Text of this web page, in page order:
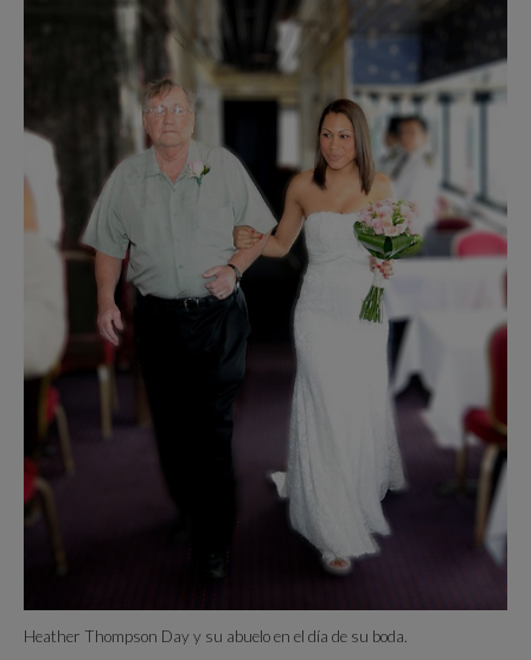
Heather Thompson Day y su abuelo en el día de su boda.